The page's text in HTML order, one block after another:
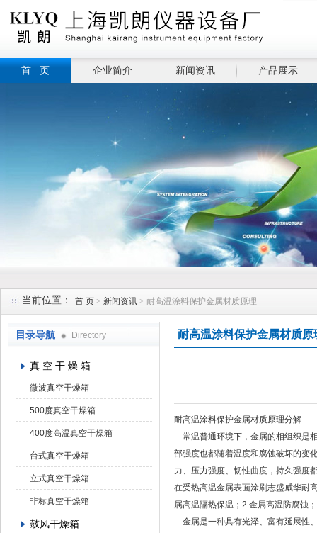
首 页 企业简介 新闻资讯 产品展示
当前位置： 首 页 > 新闻资讯 > 耐高温涂料保护金属材质原理
目录导航 Directory
真 空 干 燥 箱
微波真空干燥箱
500度真空干燥箱
400度高温真空干燥箱
台式真空干燥箱
立式真空干燥箱
非标真空干燥箱
鼓风干燥箱
耐高温涂料保护金属材质原
耐高温涂料保护金属材质原理分解
常温普通环境下，金属的相组织是
部强度也都随着温度和腐蚀破坏的变
力、压力强度、韧性曲度，持久强度
在受热高温金属表面涂刷志盛威华耐
属高温隔热保温；2.金属高温防腐蚀
金属是一种具有光泽、富有延展性